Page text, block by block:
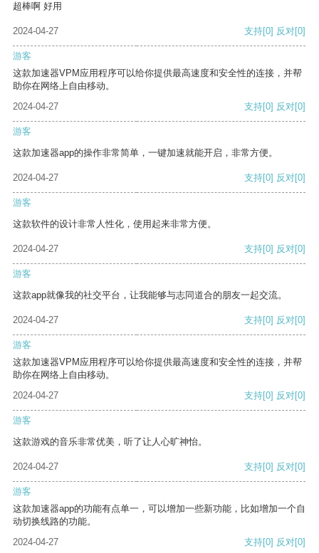
超棒啊 好用
2024-04-27 支持[0] 反对[0]
游客
这款加速器VPM应用程序可以给你提供最高速度和安全性的连接，并帮
助你在网络上自由移动。
2024-04-27
支持[0] 反对[0]
游客
这款加速器app的操作非常简单，一键加速就能开启，非常方便。
2024-04-27 支持[0] 反对[0]
游客
这款软件的设计非常人性化，使用起来非常方便。
2024-04-27 支持[0] 反对[0]
游客
这款app就像我的社交平台，让我能够与志同道合的朋友一起交流。
2024-04-27 支持[0] 反对[0]
游客
这款加速器VPM应用程序可以给你提供最高速度和安全性的连接，并帮
助你在网络上自由移动。
2024-04-27
支持[0] 反对[0]
游客
这款游戏的音乐非常优美，听了让人心旷神怡。
2024-04-27 支持[0] 反对[0]
游客
这款加速器app的功能有点单一，可以增加一些新功能，比如增加一个自
动切换线路的功能。
2024-04-27
支持[0] 反对[0]